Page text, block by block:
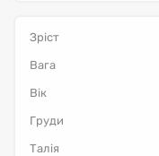
Зріст
Вага
Вік
Груди
Талія